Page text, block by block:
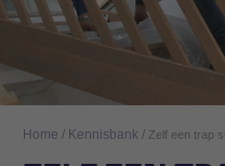
Home / Kennisbank / Zelf een trap